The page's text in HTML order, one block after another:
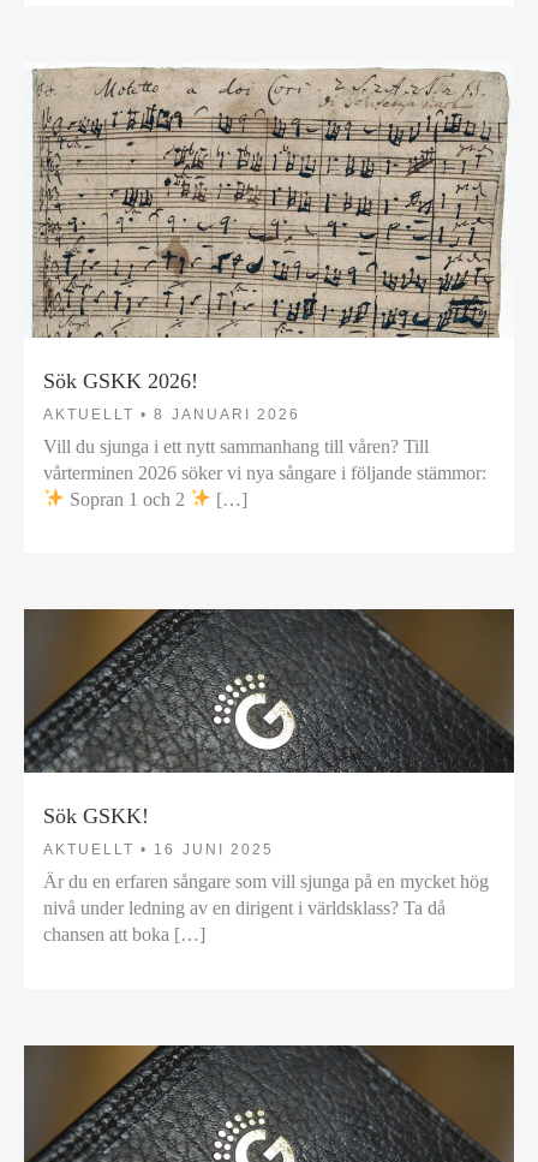
Sök GSKK 2026!
AKTUELLT • 8 JANUARI 2026
Vill du sjunga i ett nytt sammanhang till våren? Till
vårterminen 2026 söker vi nya sångare i följande stämmor:
Sopran 1 och 2
[…]
Sök GSKK!
AKTUELLT • 16 JUNI 2025
Är du en erfaren sångare som vill sjunga på en mycket hög
nivå under ledning av en dirigent i världsklass? Ta då
chansen att boka […]